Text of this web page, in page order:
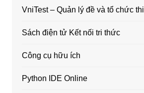
VniTest – Quản lý đề và tổ chức thi
Sách điện tử Kết nối tri thức
Công cụ hữu ích
Python IDE Online